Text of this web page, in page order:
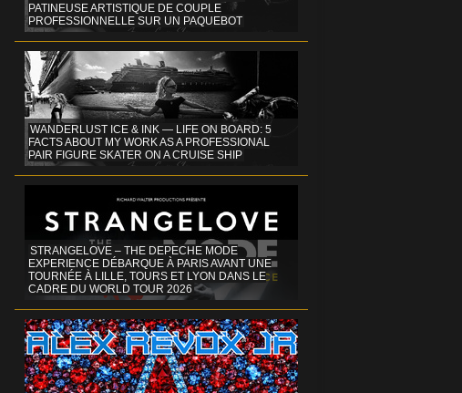
PATINEUSE ARTISTIQUE DE COUPLE
PROFESSIONNELLE SUR UN PAQUEBOT
WANDERLUST ICE & INK — LIFE ON BOARD: 5
FACTS ABOUT MY WORK AS A PROFESSIONAL
PAIR FIGURE SKATER ON A CRUISE SHIP
STRANGELOVE – THE DEPECHE MODE
EXPERIENCE DÉBARQUE À PARIS AVANT UNE
TOURNÉE À LILLE, TOURS ET LYON DANS LE
CADRE DU WORLD TOUR 2026